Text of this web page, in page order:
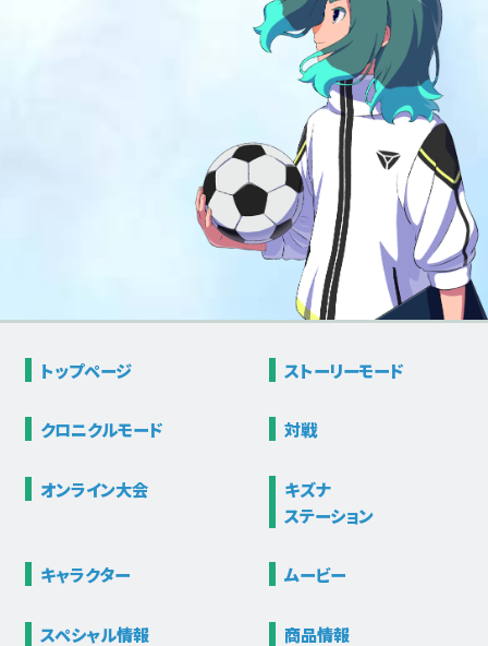
トップページ ストーリーモード
クロニクルモード 対戦
オンライン大会
キズナ
ステーション
キャラクター ムービー
スペシャル情報 商品情報